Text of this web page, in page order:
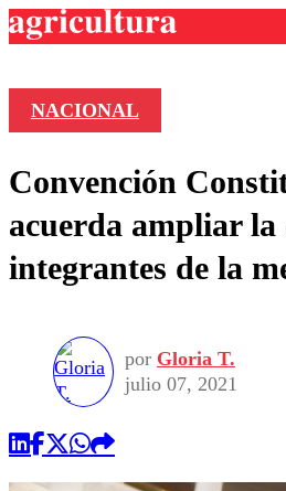
Frecuencias
Agricultura TV
Deportes
Colo Colo
Seleccion Chilena
Torneo
Entretención
Economía
Internacional
Publicaciones en
Opinión
NACIONAL
Convención
acuerda ampliar la
integrantes de la
por Gloria T.
julio 07, 2021